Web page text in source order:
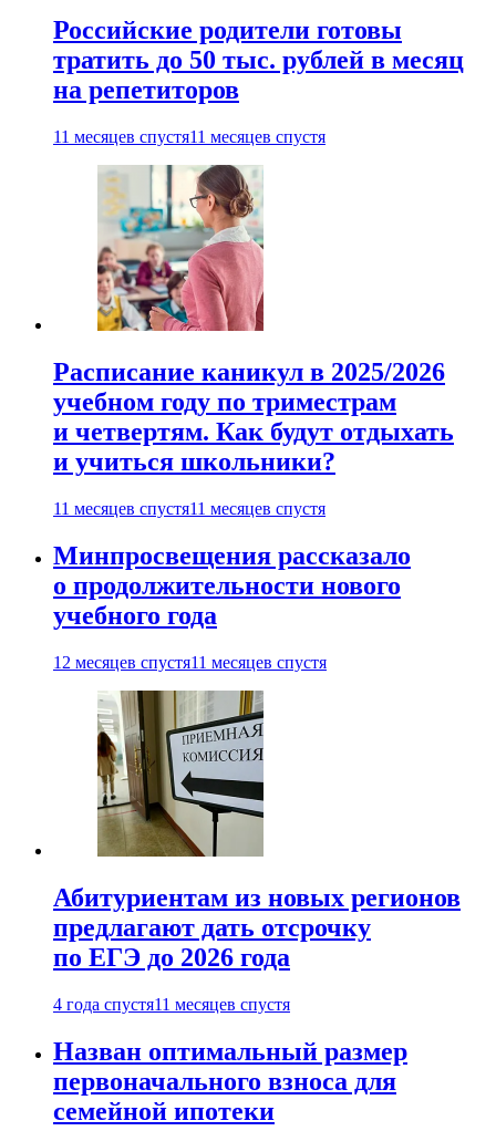
Российские родители готовы
тратить до 50 тыс. рублей в месяц
на репетиторов
11 месяцев спустя11 месяцев спустя
Расписание каникул в 2025/2026
учебном году по триместрам
и четвертям. Как будут отдыхать
и учиться школьники?
11 месяцев спустя11 месяцев спустя
Минпросвещения рассказало
о продолжительности нового
учебного года
12 месяцев спустя11 месяцев спустя
Абитуриентам из новых регионов
предлагают дать отсрочку
по ЕГЭ до 2026 года
4 года спустя11 месяцев спустя
Назван оптимальный размер
первоначального взноса для
семейной ипотеки